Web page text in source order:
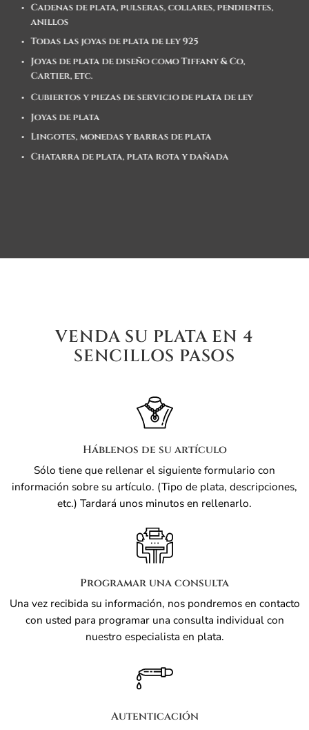
Cadenas de plata, pulseras, collares, pendientes,
anillos
Todas las joyas de plata de ley 925
Joyas de plata de diseño como Tiffany & Co,
Cartier, etc.
Cubiertos y piezas de servicio de plata de ley
Joyas de plata
Lingotes, monedas y barras de plata
Chatarra de plata, plata rota y dañada
VENDA SU PLATA EN 4
SENCILLOS PASOS
Háblenos de su artículo
Sólo tiene que rellenar el siguiente formulario con
información sobre su artículo. (Tipo de plata, descripciones,
etc.) Tardará unos minutos en rellenarlo.
Programar una consulta
Una vez recibida su información, nos pondremos en contacto
con usted para programar una consulta individual con
nuestro especialista en plata.
Autenticación